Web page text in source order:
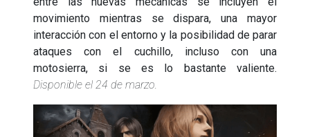
movimiento mientras se dispara, una mayor
interacción con el entorno y la posibilidad de parar
ataques con el cuchillo, incluso con una
motosierra, si se es lo bastante valiente.
Disponible el 24 de marzo.